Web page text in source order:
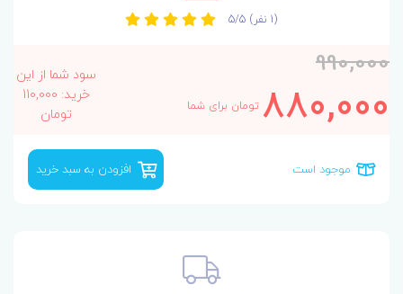
5/5 (1 نفر)
990,000
880,000تومان برای شما
سود شما از این
خرید: 110,000
تومان
موجود است افزودن به سبد خرید